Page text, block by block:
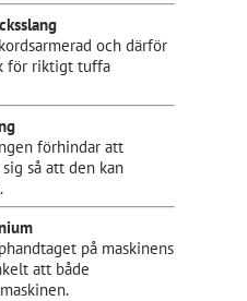
och därför
för riktigt tuffa
förhindar att
så att den kan
på maskinens
att både